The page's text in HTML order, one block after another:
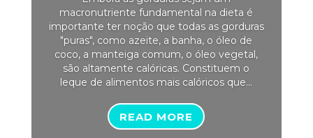
macronutriente fundamental na dieta é
importante ter noção que todas as gorduras
"puras", como azeite, a banha, o óleo de
coco, a manteiga comum, o óleo vegetal,
são altamente calóricas. Constituem o
leque de alimentos mais calóricos que...
READ MORE